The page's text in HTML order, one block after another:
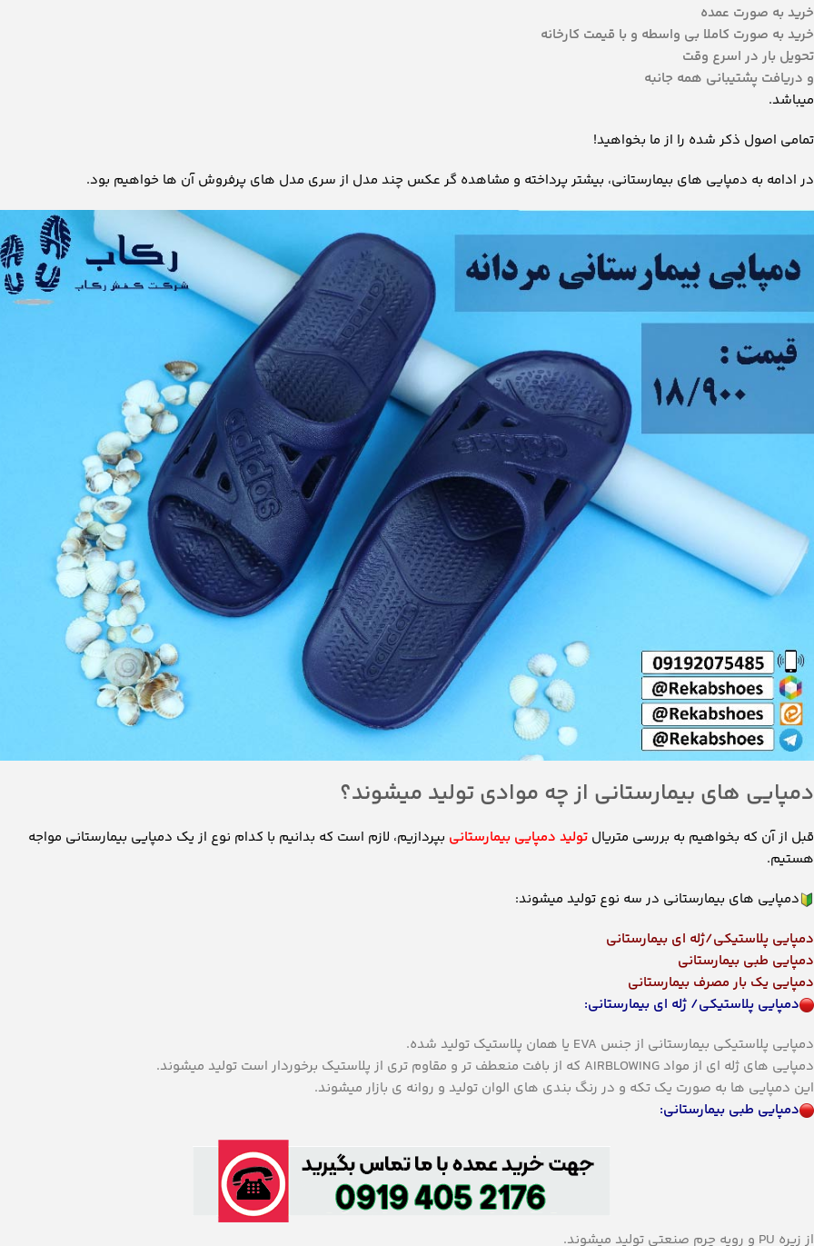
خرید به صورت عمده
خرید به صورت کاملا بی واسطه و با قیمت کارخانه
تحویل بار در اسرع وقت
و دریافت پشتیبانی همه جانبه
میباشد.
تمامی اصول ذکر شده را از ما بخواهید!
در ادامه به دمپایی های بیمارستانی، بیشتر پرداخته و مشاهده گر عکس چند مدل از سری مدل های پرفروش آن ها خواهیم بود.
دمپایی های بیمارستانی از چه موادی تولید میشوند؟
قبل از آن که بخواهیم به بررسی متریال تولید دمپایی بیمارستانی بپردازیم، لازم است که بدانیم با کدام نوع از یک دمپایی بیمارستانی مواجه
هستیم.
دمپایی های بیمارستانی در سه نوع تولید میشوند:
دمپایی پلاستیکی/ژله ای بیمارستانی
دمپایی طبی بیمارستانی
دمپایی یک بار مصرف بیمارستانی
دمپایی پلاستیکی/ ژله ای بیمارستانی:
دمپایی پلاستیکی بیمارستانی از جنس EVA یا همان پلاستیک تولید شده.
دمپایی های ژله ای از مواد AIRBLOWING که از بافت منعطف تر و مقاوم تری از پلاستیک برخوردار است تولید میشوند.
این دمپایی ها به صورت یک تکه و در رنگ بندی های الوان تولید و روانه ی بازار میشوند.
دمپایی طبی بیمارستانی:
از زیره PU و رویه چرم صنعتی تولید میشوند.